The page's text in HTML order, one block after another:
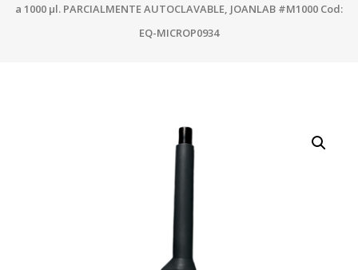
a 1000 µl. PARCIALMENTE AUTOCLAVABLE, JOANLAB #M1000 Cod:
EQ-MICROP0934